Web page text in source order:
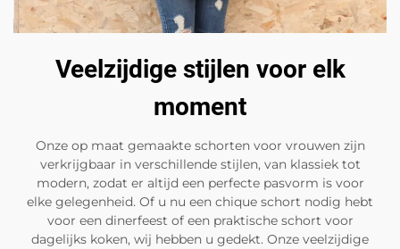
Veelzijdige stijlen voor elk
moment
Onze op maat gemaakte schorten voor vrouwen zijn
verkrijgbaar in verschillende stijlen, van klassiek tot
modern, zodat er altijd een perfecte pasvorm is voor
elke gelegenheid. Of u nu een chique schort nodig hebt
voor een dinerfeest of een praktische schort voor
dagelijks koken, wij hebben u gedekt. Onze veelzijdige